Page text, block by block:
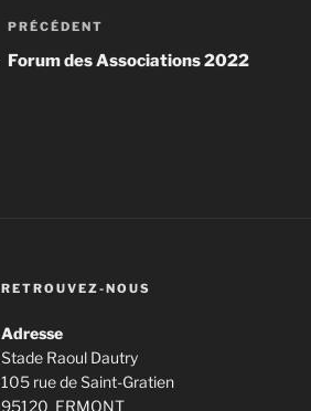
Navigation
de
Article
précédent
PRÉCÉDENT
Forum des Associations 2022
RETROUVEZ-NOUS
Adresse
Stade Raoul Dautry
105 rue de Saint-Gratien
95120 ERMONT